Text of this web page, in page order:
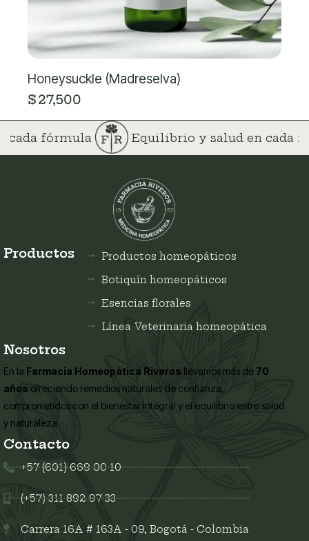
Honeysuckle (Madreselva)
$27,500
cada fórmula Equilibrio y salud en cada
Productos
Productos homeopáticos
Botiquín homeopáticos
Esencias florales
Línea Veterinaria homeopática
Nosotros
En la Farmacia Homeopática Riveros llevamos más de 70
años ofreciendo remedios naturales de confianza,
comprometidos con el bienestar integral y el equilibrio entre salud
y naturaleza.
Contacto
+57 (601) 669 00 10
(+57) 311 892 97 33
Carrera 16A # 163A - 09, Bogotá - Colombia